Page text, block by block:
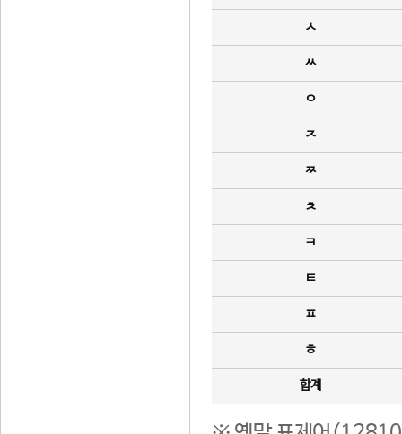
ㅅ
ㅆ
ㅇ
ㅈ
ㅉ
ㅊ
ㅋ
ㅌ
ㅍ
ㅎ
합계